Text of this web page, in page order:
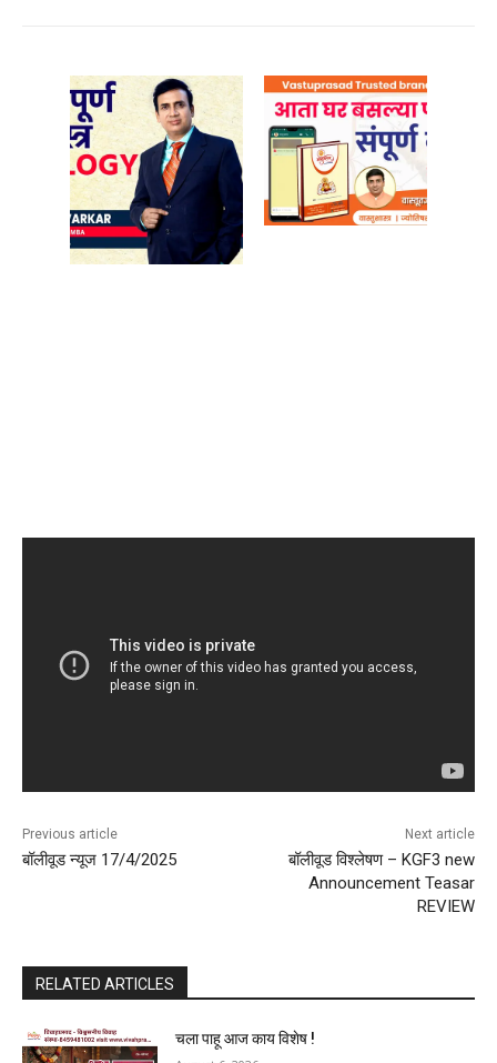
Previous article
बॉलीवूड न्यूज 17/4/2025
Next article
बॉलीवूड विश्लेषण – KGF3 new
Announcement Teasar
REVIEW
RELATED ARTICLES
चला पाहू आज काय विशेष !